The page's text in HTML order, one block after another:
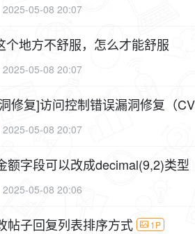
2025-05-08 20:07
机版 这个地方不舒服，怎么才能舒服
2025-05-08 20:07
修复]访问控制错误漏洞修复（
2025-05-08 20:07
额字段可以改成decimal(9,2)类型
2025-05-08 20:06
帖子回复列表排序方式 1P